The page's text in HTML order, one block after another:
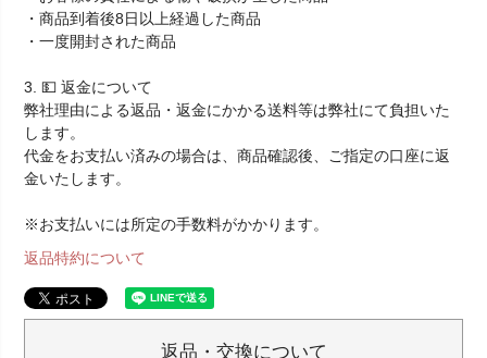
・商品到着後8日以上経過した商品
・一度開封された商品
3. 💵 返金について
弊社理由による返品・返金にかかる送料等は弊社にて負担いた
します。
代金をお支払い済みの場合は、商品確認後、ご指定の口座に返
金いたします。
※お支払いには所定の手数料がかかります。
返品特約について
返品・交換について